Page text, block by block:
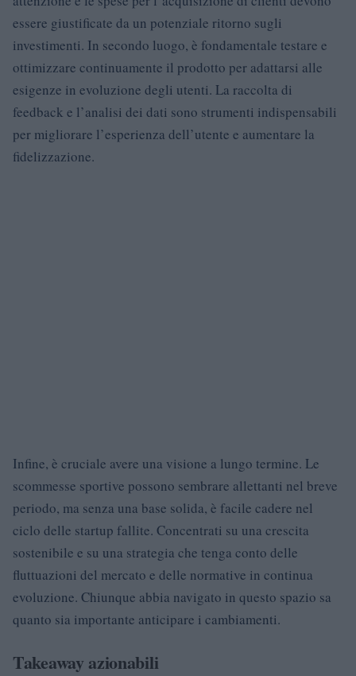
essere giustificate da un potenziale ritorno sugli
investimenti. In secondo luogo, è fondamentale testare e
ottimizzare continuamente il prodotto per adattarsi alle
esigenze in evoluzione degli utenti. La raccolta di
feedback e l’analisi dei dati sono strumenti indispensabili
per migliorare l’esperienza dell’utente e aumentare la
fidelizzazione.
Infine, è cruciale avere una visione a lungo termine. Le
scommesse sportive possono sembrare allettanti nel breve
periodo, ma senza una base solida, è facile cadere nel
ciclo delle startup fallite. Concentrati su una crescita
sostenibile e su una strategia che tenga conto delle
fluttuazioni del mercato e delle normative in continua
evoluzione. Chiunque abbia navigato in questo spazio sa
quanto sia importante anticipare i cambiamenti.
Takeaway azionabili